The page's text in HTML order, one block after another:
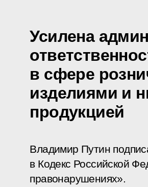
Усилена
в сфере
изделиями и
продукцией
Владимир Путин
в Кодекс Российской
правонарушениях».